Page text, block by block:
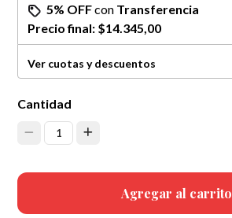
5% OFFcon Transferencia
Precio final: $14.345,00
Ver cuotas y descuentos
Cantidad
1
Agregar al carrito